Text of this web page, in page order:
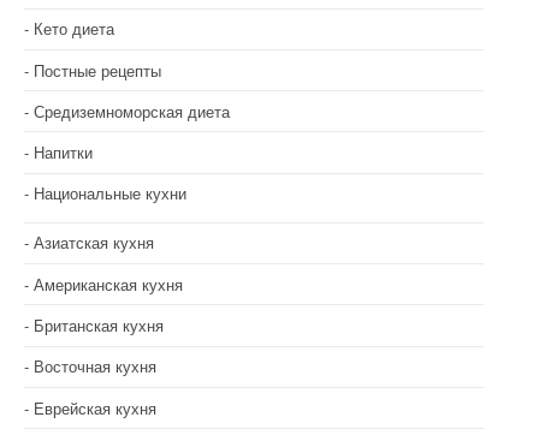
Кето диета
Постные рецепты
Средиземноморская диета
Напитки
Национальные кухни
Азиатская кухня
Американская кухня
Британская кухня
Восточная кухня
Еврейская кухня